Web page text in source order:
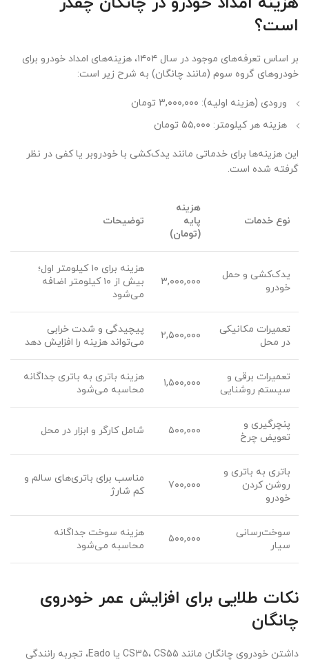
است؟
بر اساس تعرفه‌های موجود در سال ۱۴۰۴، هزینه‌های امداد خودرو برای
خودروهای گروه سوم (مانند چانگان) به شرح زیر است:
ورودی (هزینه اولیه): ۳,۰۰۰,۰۰۰ تومان
هزینه هر کیلومتر: ۵۵,۰۰۰ تومان
این هزینه‌ها برای خدماتی مانند یدک‌کشی با خودروبر یا کفی در نظر
گرفته شده است.
نوع خدمات
هزینه
پایه
(تومان)
توضیحات
یدک‌کشی و حمل
خودرو
۳,۰۰۰,۰۰۰
هزینه برای ۱۰ کیلومتر اول؛
بیش از ۱۰ کیلومتر اضافه
می‌شود
تعمیرات مکانیکی
در محل
۲,۵۰۰,۰۰۰
پیچیدگی و شدت خرابی
می‌تواند هزینه را افزایش دهد
تعمیرات برقی و
سیستم روشنایی
۱,۵۰۰,۰۰۰
هزینه باتری به باتری جداگانه
محاسبه می‌شود
پنچرگیری و
تعویض چرخ
۵۰۰,۰۰۰ شامل کارگر و ابزار در محل
باتری به باتری و
روشن کردن
خودرو
۷۰۰,۰۰۰
مناسب برای باتری‌های سالم و
کم شارژ
سوخت‌رسانی
سیار
۵۰۰,۰۰۰
هزینه سوخت جداگانه
محاسبه می‌شود
نکات طلایی برای افزایش عمر خودروی
چانگان
داشتن خودروی چانگان مانند CS35، CS55 یا Eado، تجربه رانندگی